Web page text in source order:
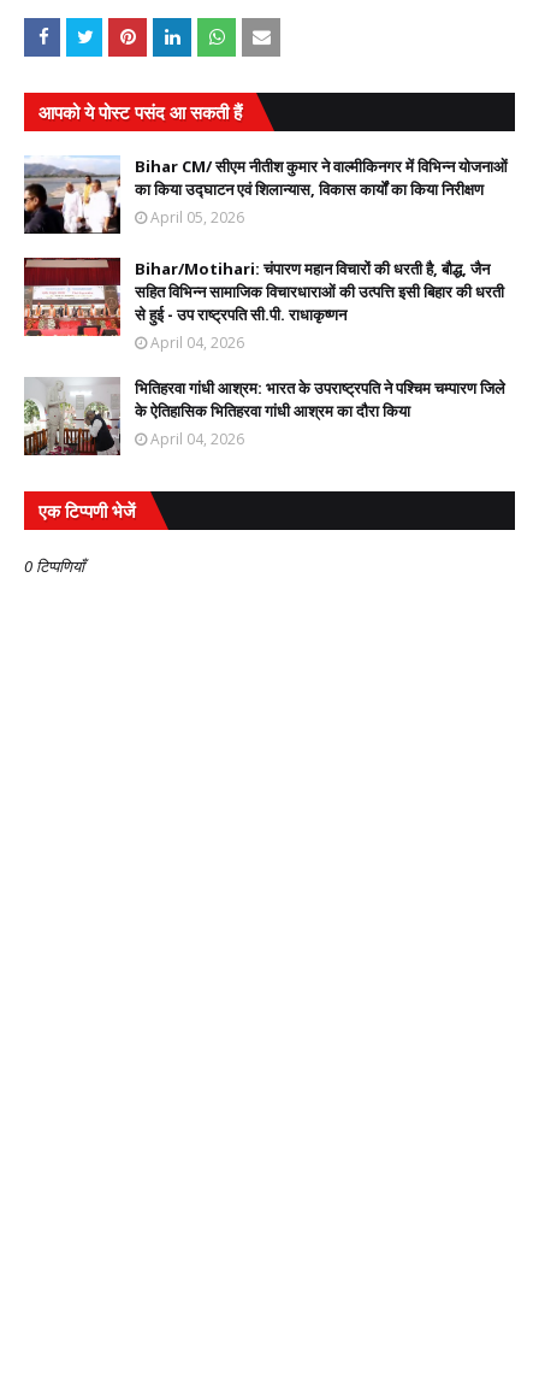
आपको ये पोस्ट पसंद आ सकती हैं
Bihar CM/ सीएम नीतीश कुमार ने वाल्मीकिनगर में विभिन्न योजनाओं
का किया उद्घाटन एवं शिलान्यास, विकास कार्यों का किया निरीक्षण
April 05, 2026
Bihar/Motihari: चंपारण महान विचारों की धरती है, बौद्ध, जैन
सहित विभिन्न सामाजिक विचारधाराओं की उत्पत्ति इसी बिहार की धरती
से हुई - उप राष्ट्रपति सी.पी. राधाकृष्णन
April 04, 2026
भितिहरवा गांधी आश्रम: भारत के उपराष्ट्रपति ने पश्चिम चम्पारण जिले
के ऐतिहासिक भितिहरवा गांधी आश्रम का दौरा किया
April 04, 2026
एक टिप्पणी भेजें
0 टिप्पणियाँ